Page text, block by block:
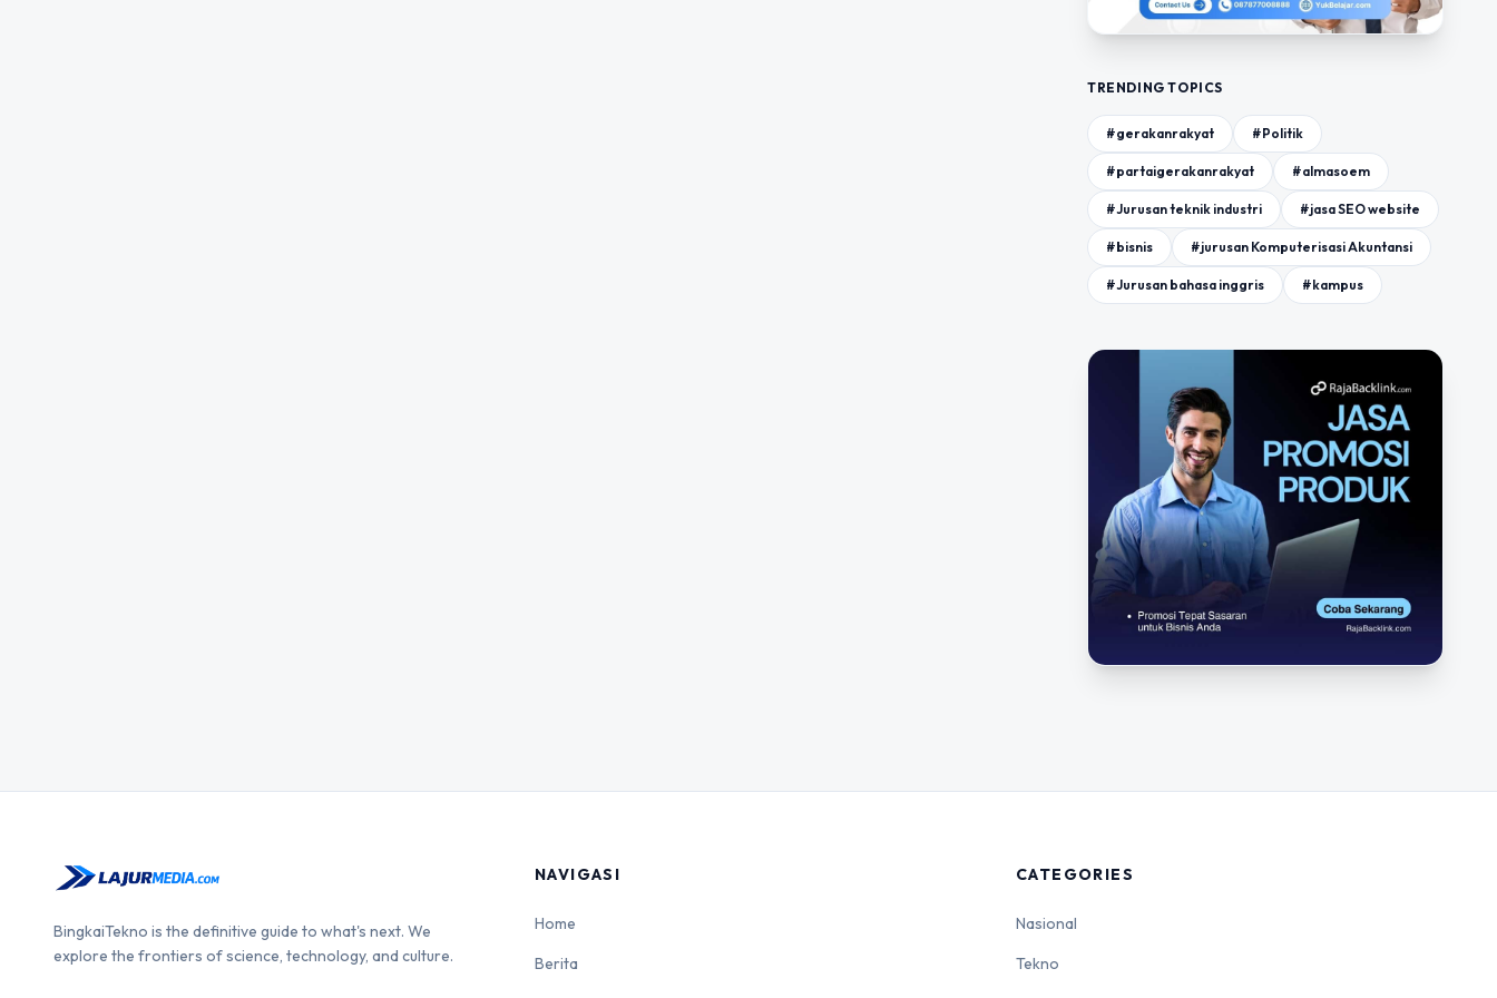
TRENDING TOPICS
#gerakanrakyat #Politik
#partaigerakanrakyat #almasoem
#Jurusan teknik industri #jasa SEO website
#bisnis #jurusan Komputerisasi Akuntansi
#Jurusan bahasa inggris #kampus
BingkaiTekno is the definitive guide to what's next. We
explore the frontiers of science, technology, and culture.
NAVIGASI
Home
Berita
CATEGORIES
Nasional
Tekno